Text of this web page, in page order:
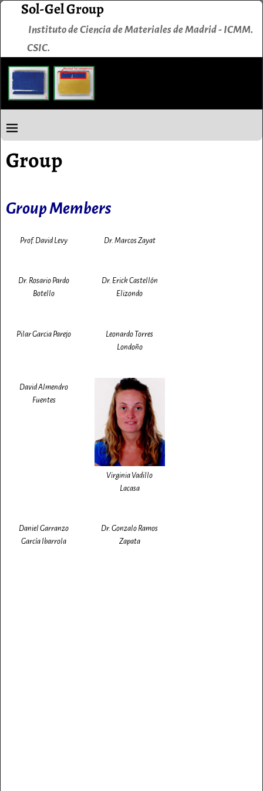
Sol-Gel Group
Instituto de Ciencia de Materiales de Madrid - ICMM.
CSIC.
Group
Group Members
Prof. David Levy Dr. Marcos Zayat
Dr. Rosario Pardo
Botello
Dr. Erick Castellón
Elizondo
Pilar Garcia Parejo
Leonardo Torres
Londoño
David Almendro
Fuentes
Virginia Vadillo
Lacasa
Daniel Garranzo
García Ibarrola
Dr. Gonzalo Ramos
Zapata